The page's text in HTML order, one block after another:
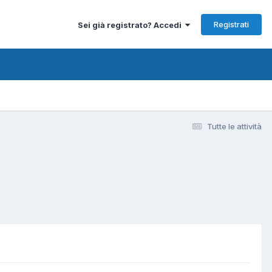
Sei già registrato? Accedi Registrati
Tutte le attività